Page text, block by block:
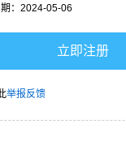
：2024-05-06
立即注册
举报反馈